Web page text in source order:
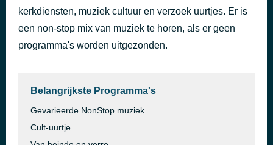
kerkdiensten, muziek cultuur en verzoek uurtjes. Er is
een non-stop mix van muziek te horen, als er geen
programma's worden uitgezonden.
Belangrijkste Programma's
Gevarieerde NonStop muziek
Cult-uurtje